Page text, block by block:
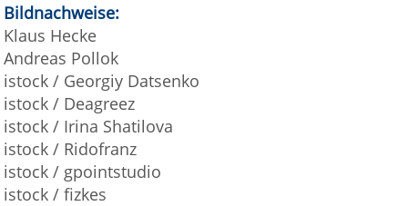
Bildnachweise:
Klaus Hecke
Andreas Pollok
istock / Georgiy Datsenko
istock / Deagreez
istock / Irina Shatilova
istock / Ridofranz
istock / gpointstudio
istock / fizkes